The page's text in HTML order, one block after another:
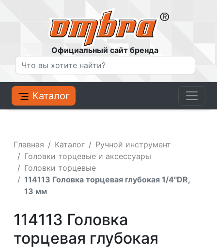
Официальный сайт бренда
Каталог
Главная Каталог
Ручной инструмент
Головки торцевые и аксессуары
Головки торцевые
114113 Головка торцевая глубокая 1/4"DR,
13 мм
114113 Головка
торцевая глубокая